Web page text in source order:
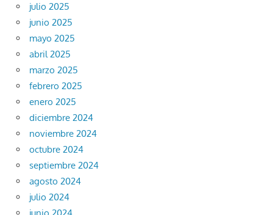
julio 2025
junio 2025
mayo 2025
abril 2025
marzo 2025
febrero 2025
enero 2025
diciembre 2024
noviembre 2024
octubre 2024
septiembre 2024
agosto 2024
julio 2024